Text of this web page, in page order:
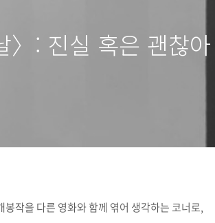
: 진실 혹은 괜찮아
작을 다른 영화와 함께 엮어 생각하는 코너로,